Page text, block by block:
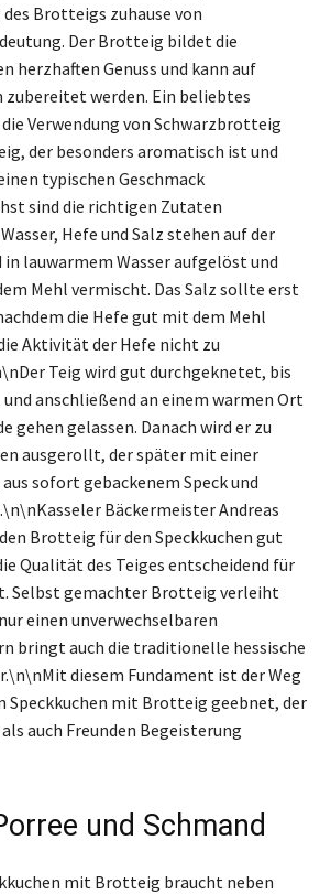
Brotteigs zuhause von
Der Brotteig bildet die
herzhaften Genuss und kann auf
zubereitet werden. Ein beliebtes
Verwendung von Schwarzbrotteig
der besonders aromatisch ist und
typischen Geschmack
sind die richtigen Zutaten
Hefe und Salz stehen auf der
in lauwarmem Wasser aufgelöst und
Mehl vermischt. Das Salz sollte erst
die Hefe gut mit dem Mehl
Aktivität der Hefe nicht zu
Teig wird gut durchgeknetet, bis
anschließend an einem warmen Ort
gehen gelassen. Danach wird er zu
ausgerollt, der später mit einer
sofort gebackenem Speck und
Bäckermeister Andreas
Brotteig für den Speckkuchen gut
Qualität des Teiges entscheidend für
Selbst gemachter Brotteig verleiht
einen unverwechselbaren
bringt auch die traditionelle hessische
diesem Fundament ist der Weg
Speckkuchen mit Brotteig geebnet, der
auch Freunden Begeisterung
und Schmand
mit Brotteig braucht neben